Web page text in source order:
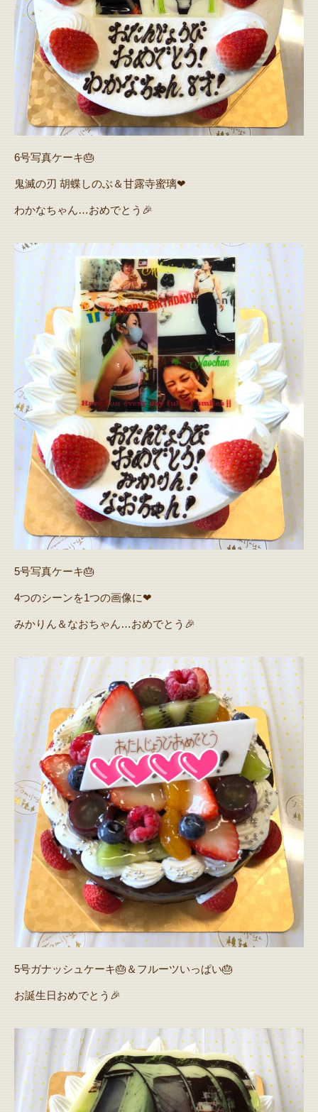
6号写真ケーキ🎂
鬼滅の刃 胡蝶しのぶ＆甘露寺蜜璃❤
わかなちゃん…おめでとう🎉
5号写真ケーキ🎂
4つのシーンを1つの画像に❤
みかりん＆なおちゃん…おめでとう🎉
5号ガナッシュケーキ🎂＆フルーツいっぱい🎂
お誕生日おめでとう🎉